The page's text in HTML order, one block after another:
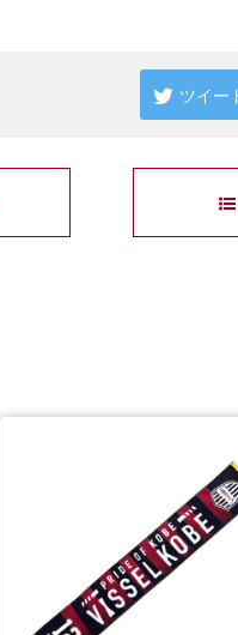
ツイー